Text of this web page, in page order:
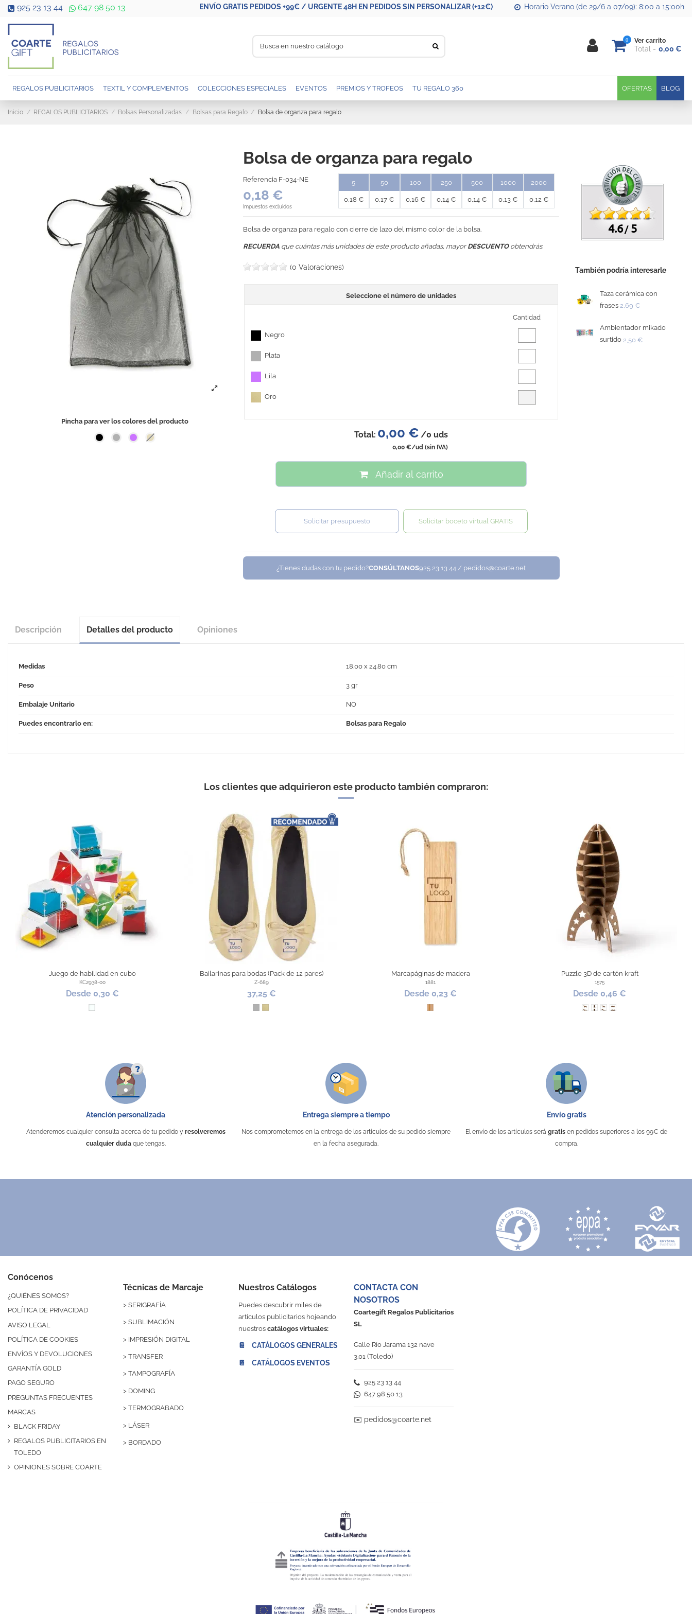
925 23 13 44 647 98 50 13 ENVÍO GRATIS PEDIDOS +99€ / URGENTE 48H EN PEDIDOS SIN PERSONALIZAR (+12€) Horario Verano (de 29/6 a 07/09): 8:00 a 15:00h
0 Ver carrito
Total 0,00 €
REGALOS PUBLICITARIOS TEXTIL Y COMPLEMENTOS COLECCIONES ESPECIALES EVENTOS PREMIOS Y TROFEOS BLOG
TU REGALO 360 OFERTAS
Inicio REGALOS PUBLICITARIOS Bolsas Personalizadas Bolsas para Regalo Bolsa de organza para regalo
Pincha para ver los colores del producto
Bolsa de organza para regalo
Referencia F-034-NE
0,18 €
Impuestos excluidos
5
0,18 €
50
0,17 €
100
0,16 €
250
0,14 €
500
0,14 €
1000
0,13 €
2000
0,12 €
Bolsa de organza para regalo con cierre de lazo del mismo color de la bolsa.
RECUERDA que cuántas más unidades de este producto añadas, mayor DESCUENTOobtendrás.
(0 Valoraciones)
Seleccione el número de unidades
Cantidad
Negro
Plata
Lila
Oro
Total: 0,00 € /0 uds
0,00 €/ud(sin IVA)
Añadir al carrito
Solicitar presupuesto Solicitar boceto virtual GRATIS
¿Tienes dudas con tu pedido?CONSÚLTANOS925 23 13 44 / pedidos@coarte.net
4.6 /5
También podría interesarle
Taza cerámica con
frases 2,69 €
Ambientador mikado
surtido 2,50 €
Descripción Detalles del producto Opiniones
Medidas 18.00 x 24.80 cm
Peso 3 gr
Embalaje Unitario NO
Puedes encontrarlo en: Bolsas para Regalo
Los clientes que adquirieron este producto también compraron:
Juego de habilidad en cubo
KC2938-00
Desde 0,30 €
Transparente
Bailarinas para bodas (Pack de 12 pares)
Z-689
37,25 €
PlataOro
Marcapáginas de madera
1881
Desde 0,23 €
Bambú
Puzzle 3D de cartón kraft
1575
Desde 0,46 €
PerroCohete
Dinosaurio
Tren
Verde Claro
Verde Oscuro
Rosa claro
Verde Kelly
Atención personalizada
Atenderemos cualquier consulta acerca de tu pedido y resolveremos
cualquier dudaque tengas.
Entrega siempre a tiempo
Nos comprometemos en la entrega de los artículos de su pedido siempre
en la fecha asegurada.
Envío gratis
El envío de los artículos será gratis en pedidos superiores a los 99€ de
compra.
Conócenos
¿QUIÉNES SOMOS?
POLÍTICA DE PRIVACIDAD
AVISO LEGAL
POLÍTICA DE COOKIES
ENVÍOS Y DEVOLUCIONES
GARANTÍA GOLD
PAGO SEGURO
PREGUNTAS FRECUENTES
MARCAS
BLACK FRIDAY
REGALOS PUBLICITARIOS EN
TOLEDO
OPINIONES SOBRE COARTE
Técnicas de Marcaje
> SERIGRAFÍA
> SUBLIMACIÓN
> IMPRESIÓN DIGITAL
> TRANSFER
> TAMPOGRAFÍA
> DOMING
> TERMOGRABADO
> LÁSER
> BORDADO
Nuestros Catálogos
Puedes descubrir miles de
artículos publicitarios hojeando
nuestros catálogos virtuales:
📔 CATÁLOGOS GENERALES
📔 CATÁLOGOS EVENTOS
CONTACTA CON
NOSOTROS
Coartegift Regalos Publicitarios
SL
Calle Río Jarama 132 nave
3.01 (Toledo)
925 23 13 44
647 98 50 13
✉️ pedidos@coarte.net